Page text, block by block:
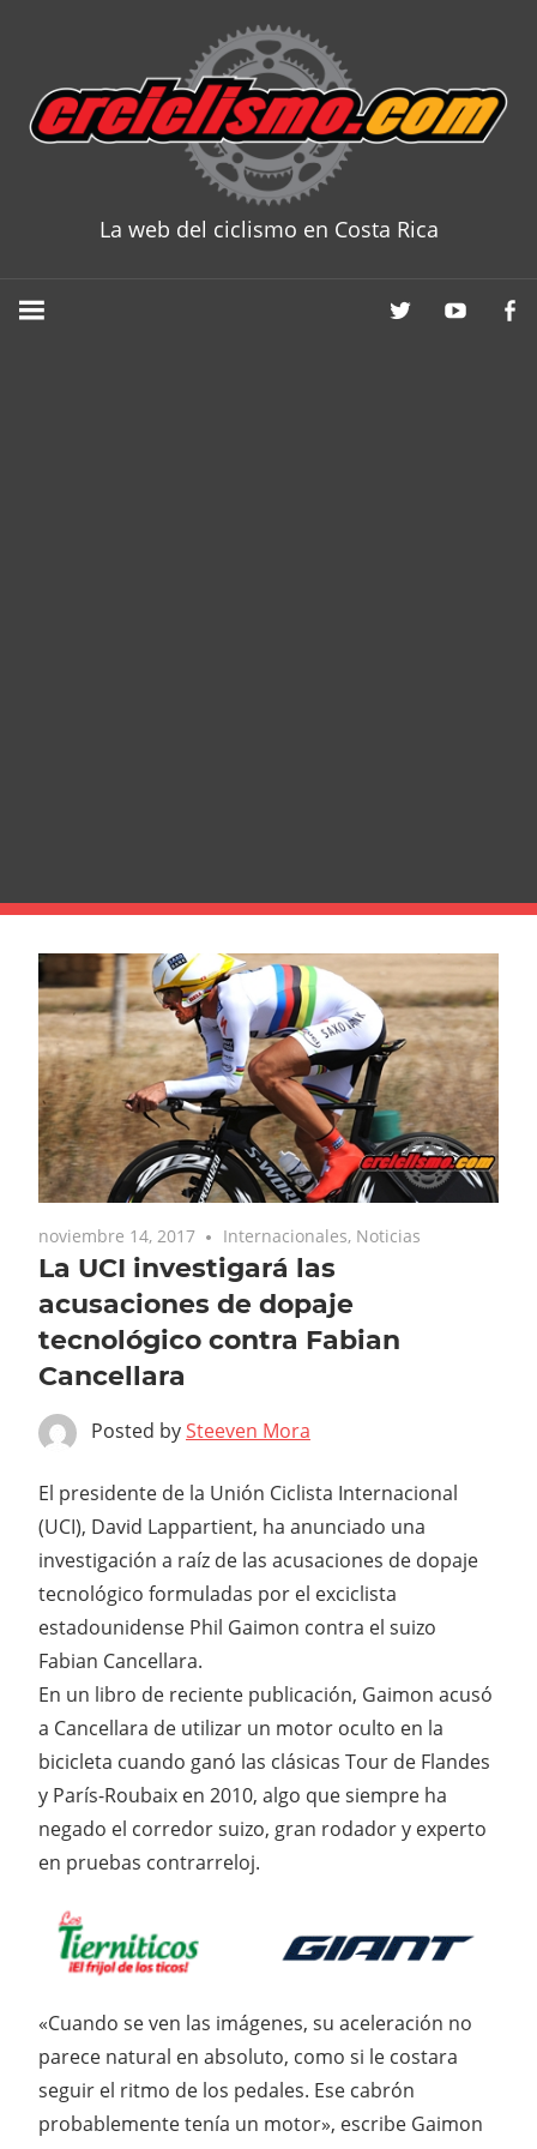
content
La web del ciclismo en Costa Rica
noviembre 14, 2017 Internacionales, Noticias
La UCI investigará las
acusaciones de dopaje
tecnológico contra Fabian
Cancellara
Posted bySteeven Mora
El presidente de la Unión Ciclista Internacional
(UCI), David Lappartient, ha anunciado una
investigación a raíz de las acusaciones de dopaje
tecnológico formuladas por el exciclista
estadounidense Phil Gaimon contra el suizo
Fabian Cancellara.
En un libro de reciente publicación, Gaimon acusó
a Cancellara de utilizar un motor oculto en la
bicicleta cuando ganó las clásicas Tour de Flandes
y París-Roubaix en 2010, algo que siempre ha
negado el corredor suizo, gran rodador y experto
en pruebas contrarreloj.
«Cuando se ven las imágenes, su aceleración no
parece natural en absoluto, como si le costara
seguir el ritmo de los pedales. Ese cabrón
probablemente tenía un motor», escribe Gaimon